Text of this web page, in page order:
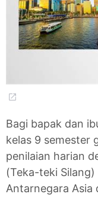
Bagi bapak dan
kelas 9 semester
penilaian harian
(Teka-teki
Antarnegara Asia